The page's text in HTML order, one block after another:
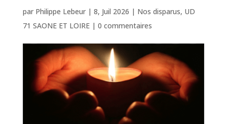
par Philippe Lebeur| 8, Juil 2026 | Nos disparus, UD
71 SAONE ET LOIRE| 0 commentaires